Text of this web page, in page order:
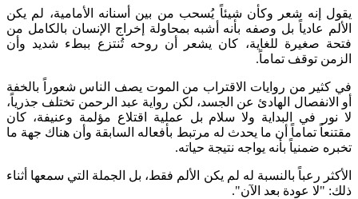
يقول إنه شعر وكأن شيئاً يُسحب من بين أسنانه الأمامية، لم يكن
الألم عادياً بل وصفه بأنه أشبه بمحاولة إخراج الإنسان بالكامل من
فتحة صغيرة للغاية، كان يشعر أن روحه تُنتزع ببطء شديد وأن
الزمن توقف تماماً.
في كثير من روايات الاقتراب من الموت يصف الناس شعوراً بالخفة
أو الانفصال الهادئ عن الجسد، لكن رواية عبد الرحمن تختلف جذرياً،
لا نور في البداية ولا سلام بل عملية اقتلاع مؤلمة وعنيفة، كان
مقتنعاً تماماً أن ما يحدث له مرتبط بأفعاله السابقة وأن هناك جهة ما
تخبره ضمنياً بأنه يواجه نتيجة حياته.
الأكثر رعباً بالنسبة له لم يكن الألم فقط، بل الجملة التي سمعها أثناء
ذلك: "لا عودة بعد الآن".